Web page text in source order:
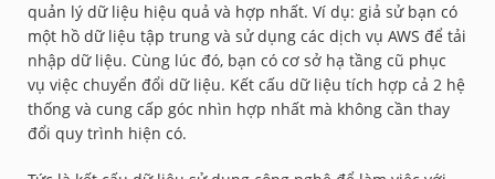
quản lý dữ liệu hiệu quả và hợp nhất. Ví dụ: giả sử bạn có
một hồ dữ liệu tập trung và sử dụng các dịch vụ AWS để tải
nhập dữ liệu. Cùng lúc đó, bạn có cơ sở hạ tầng cũ phục
vụ việc chuyển đổi dữ liệu. Kết cấu dữ liệu tích hợp cả 2 hệ
thống và cung cấp góc nhìn hợp nhất mà không cần thay
đổi quy trình hiện có.